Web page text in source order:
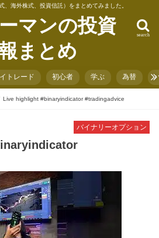
、海外株式、投資信託）をまとめてみました。
マンの投資
まとめ
search
トレード 初心者 学ぶ 為替
Live highlight #binaryindicator #tradingadvice
バイナリーオプション